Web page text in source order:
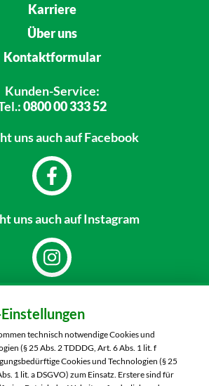
Karriere
Über uns
Kontaktformular
Kunden-Service:
0800 00 333 52
unsauch auf Facebook
unsauch auf Instagram
Schweinfurt
Benz-Straße 7
Schweinfurt
09721 77040
technisch notwendige Cookies und
(§ 25 Abs. 2 TDDDG, Art. 6 Abs. 1 lit. f
Cookies und Technologien (§ 25
1 lit. a DSGVO) zum Einsatz. Erstere sind für